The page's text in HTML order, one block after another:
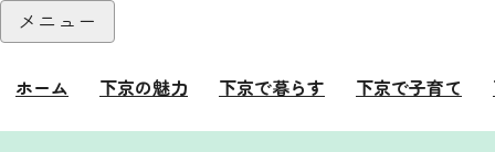
本文へ
メニュー
ホーム 下京の魅力 下京で暮らす 下京で子育て